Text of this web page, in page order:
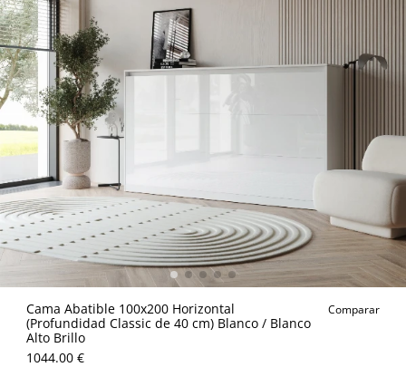
Cama Abatible 100x200 Horizontal
(Profundidad Classic de 40 cm) Blanco / Blanco
Alto Brillo
Comparar
1044.00 €